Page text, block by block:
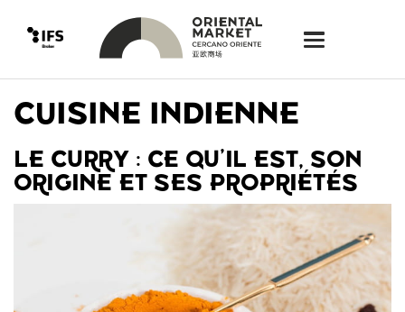
CUISINE INDIENNE
LE CURRY : CE QU’IL EST, SON
ORIGINE ET SES PROPRIÉTÉS